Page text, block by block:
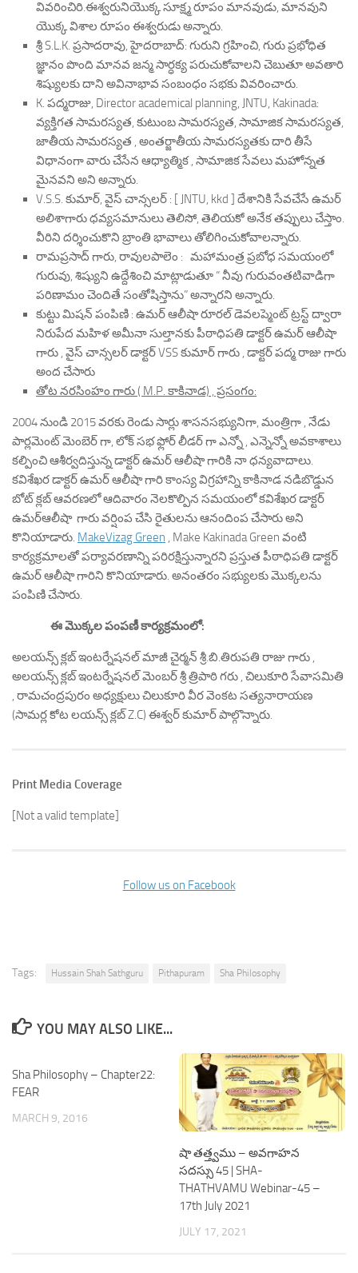
వివరించిరి.ఈశ్వరునియొక్క సూక్ష్మ రూపం మానవుడు, మానవుని
యొక్క విశాల రూపం ఈశ్వరుడు అన్నారు.
శ్రీ S.L.K. ప్రసాదరావు, హైదరాబాద్: గురుని గ్రహించి, గురు ప్రభోధిత
జ్ఞానం పొంది మానవ జన్మ సార్ధక్య పరుచుకోవాలని చెబుతూ అవతారి
శిష్యులకు దాని అవినాభావ సంబంధం సభకు వివరించారు.
K. పద్మరాజు, Director academical planning, JNTU, Kakinada:
వ్యక్తిగత సామరస్యత, కుటుంబ సామరస్యత, సామాజిక సామరస్యత,
జాతీయ సామరస్యత , అంతర్జాతీయ సామరస్యతకు దారి తీసే
విధానంగా వారు చేసేన ఆధ్యాత్మిక , సామాజిక సేవలు మహోన్నత
మైనవని అని అన్నారు.
V.S.S. కుమార్, వైస్ చాన్సలర్ : [ JNTU, kkd ] దేశానికి సేవచేసే ఉమర్
అలిశాగారు ధవ్యసమానులు తెలిసో, తెలియకో అనేక తప్పులు చేస్తాం.
వీరిని దర్శించుకొని బ్రాంతి భావాలు తోలిగించుకోవాలన్నారు.
రామప్రసాద్ గారు, రావులపాలెం : మహామంత్ర ప్రబోధ సమయంలో
గురువు, శిష్యుని ఉద్దేశించి మాట్లాడుతూ “ నీవు గురువంతటివాడిగా
పరిణామం చెందితే సంతోషిస్తాను” అన్నారని అన్నారు.
కుట్టు మిషన్ పంపిణి : ఉమర్ ఆలీషా రూరల్ డెవలప్మెంట్ ట్రస్ట్ ద్వారా
నిరుపేద మహిళ అమీనా సుల్తానకు పీఠాధిపతి డాక్టర్ ఉమర్ ఆలీషా
గారు , వైస్ చాన్సలర్ డాక్టర్ VSS కుమార్ గారు , డాక్టర్ పద్మ రాజు గారు
అంద చేసారు
తోట నరసింహం గారు ( M.P. కాకినాడ) , ప్రసంగం:
2004 నుండి 2015 వరకు రెండు సార్లు శాసనసభ్యునిగా, మంత్రిగా , నేడు
పార్లమెంట్ మెంబెర్ గా, లోక్ సభ ఫ్లోర్ లీడర్ గా ఎన్నో , ఎన్నెన్నో అవకాశాలు
కల్పించి ఆశీర్వదిస్తున్న డాక్టర్ ఉమర్ ఆలీషా గారికి నా ధన్యవాదాలు.
కవిశేఖర డాక్టర్ ఉమర్ ఆలీషా గారి కాంస్య విగ్రహాన్ని కాకినాడ నడిబొడ్డున
బోట్ క్లబ్ ఆవరణలో ఆదివారం నెలకొల్పిన సమయంలో కవిశేఖర డాక్టర్
ఉమర్ఆలీషా గారు వర్షింప చేసి రైతులను ఆనందింప చేసారు అని
కొనియాడారు. MakeVizag Green , Make Kakinada Green వంటి
కార్యక్రమాలతో పర్యావరణాన్ని పరిరక్షిస్తున్నారని ప్రస్తుత పీఠాధిపతి డాక్టర్
ఉమర్ ఆలీషా గారిని కొనియాడారు. అనంతరం సభ్యులకు మొక్కలను
పంపిణి చేసారు.
ఈ మొక్కల పంపణీ కార్యక్రమంలో:
అలయన్స్ క్లబ్ ఇంటర్నేషనల్ మాజీ చైర్మన్ శ్రీ.బి.తిరుపతి రాజు గారు ,
అలయన్స్ క్లబ్ ఇంటర్నేషనల్ మెంబర్ శ్రీ త్రిపాఠి గరు , చిలుకూరి సేవాసమితి
, రామచంద్రపురం అధ్యక్షులు చిలుకూరి వీర వెంకట సత్యనారాయణ
(సామర్ల కోట లయన్స్ క్లబ్ Z.C) ఈశ్వర్ కుమార్ పాల్గొన్నారు.
Print Media Coverage
[Not a valid template]
Follow us on Facebook
Tags: Hussain Shah Sathguru Pithapuram Sha Philosophy
YOU MAY ALSO LIKE...
Sha Philosophy – Chapter22:
FEAR
MARCH 9, 2016
షా తత్త్వము – అవగాహన
సదస్సు 45 | SHA-
THATHVAMU Webinar-45 –
17th July 2021
JULY 17, 2021